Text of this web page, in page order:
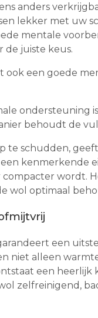
anders
lekker met uw
mentale
de juiste keus.
ook een goede
ondersteuning
behoudt de
te schudden,
kenmerkende
wordt.
wol optimaal
een
niet alleen
een heerlijk
zelfreinigend,